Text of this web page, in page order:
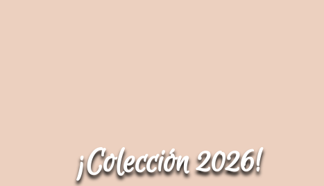
¡Colección 2026!